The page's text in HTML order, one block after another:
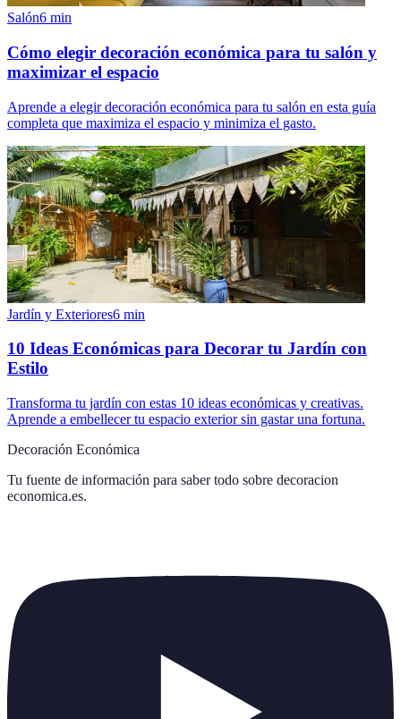
Salón6 min
Cómo elegir decoración económica para tu salón y
maximizar el espacio
Aprende a elegir decoración económica para tu salón en esta guía
completa que maximiza el espacio y minimiza el gasto.
Jardín y Exteriores6 min
10 Ideas Económicas para Decorar tu Jardín con
Estilo
Transforma tu jardín con estas 10 ideas económicas y creativas.
Aprende a embellecer tu espacio exterior sin gastar una fortuna.
Decoración Económica
Tu fuente de información para saber todo sobre decoracion
economica.es.